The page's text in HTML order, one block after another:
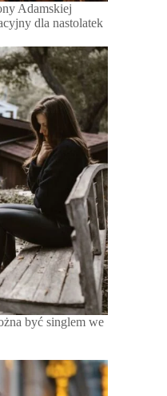
Adamskiej
dla nastolatek
być singlem we